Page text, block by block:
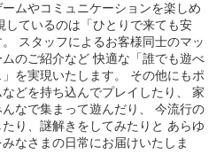
ムやコミュニケーションを楽しめ
しているのは「ひとりで来ても安
スタッフによるお客様同士のマッ
のご紹介など 快適な「誰でも遊べ
を実現いたします。 その他にもポ
どを持ち込んでプレイしたり、 家
なで集まって遊んだり、 今流行の
たり、謎解きをしてみたりと あらゆ
なさまの日常にお届けいたしま